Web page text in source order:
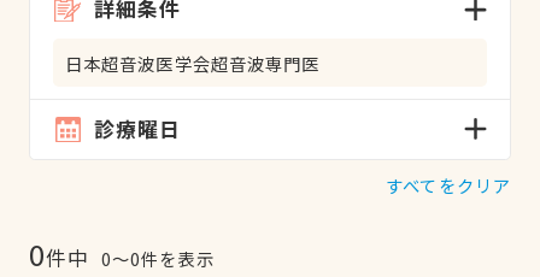
詳細条件
日本超音波医学会超音波専門医
診療曜日
すべてをクリア
0件中 0〜0件を表示